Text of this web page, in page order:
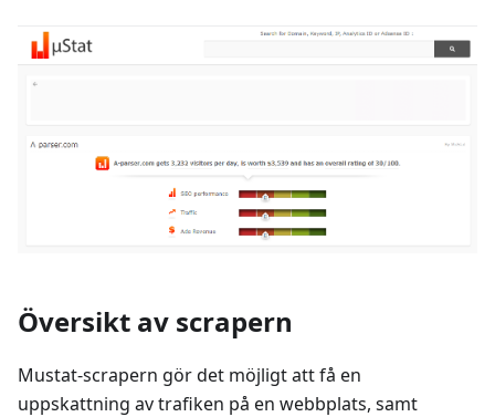
Översikt av scrapern
Mustat-scrapern gör det möjligt att få en
uppskattning av trafiken på en webbplats, samt